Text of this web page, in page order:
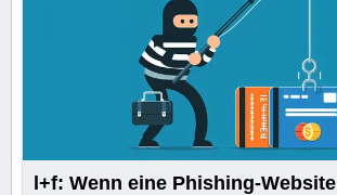
l+f: Wenn eine Phishing-Website